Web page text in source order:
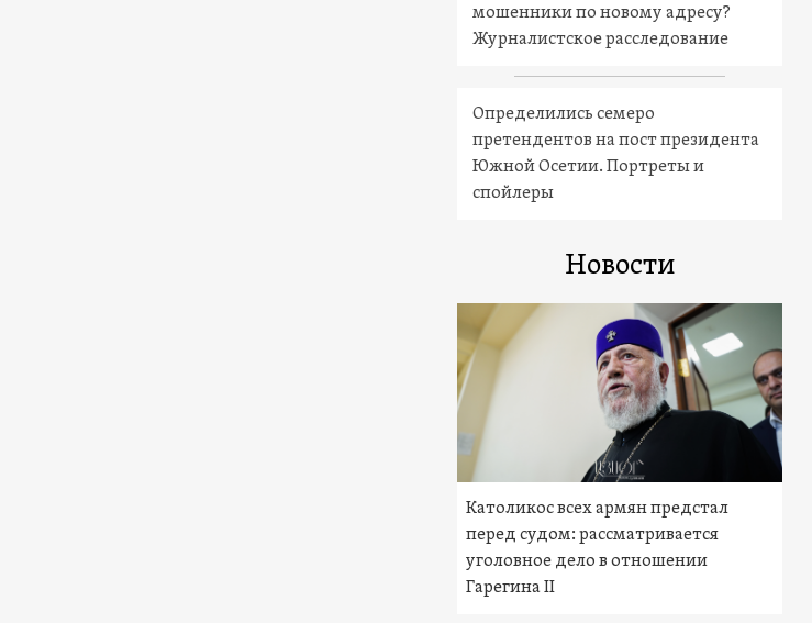
мошенники по новому адресу?
Журналистское расследование
Определились семеро
претендентов на пост президента
Южной Осетии. Портреты и
спойлеры
Новости
Католикос всех армян предстал
перед судом: рассматривается
уголовное дело в отношении
Гарегина II